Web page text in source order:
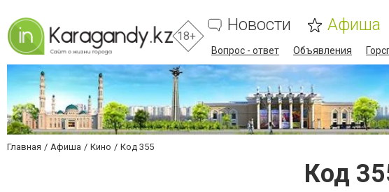
18+
Новости Афиша
Вопрос - ответ Объявления
Главная Афиша Кино Код 355
Код